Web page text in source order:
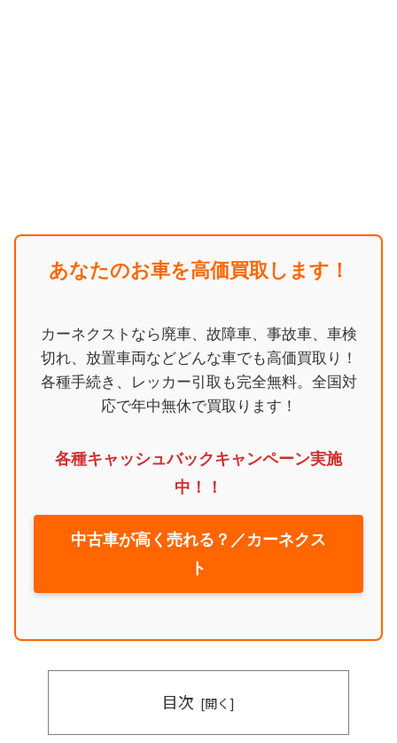
あなたのお車を高価買取します！
カーネクストなら廃車、故障車、事故車、車検
切れ、放置車両などどんな車でも高価買取り！
各種手続き、レッカー引取も完全無料。全国対
応で年中無休で買取ります！
各種キャッシュバックキャンペーン実施
中！！
中古車が高く売れる？／カーネクス
ト
目次